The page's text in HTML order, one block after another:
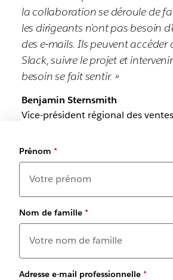
la collaboration se déroule de
les dirigeants n’ont pas besoin
des e-mails. Ils peuvent
Slack, suivre le projet et
besoin se fait sentir. »
Benjamin Sternsmith
Vice-président régional des
Prénom *
Nom de famille *
Adresse e-mail professionnelle *